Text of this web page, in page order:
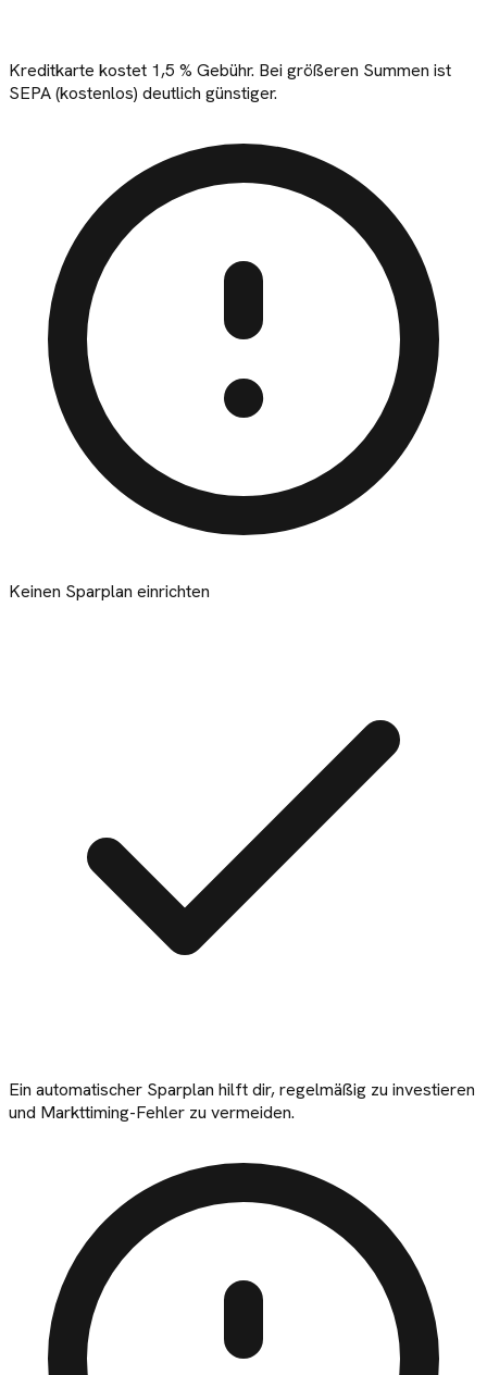
Kreditkarte kostet 1,5 % Gebühr. Bei größeren Summen ist
SEPA (kostenlos) deutlich günstiger.
Keinen Sparplan einrichten
Ein automatischer Sparplan hilft dir, regelmäßig zu investieren
und Markttiming-Fehler zu vermeiden.